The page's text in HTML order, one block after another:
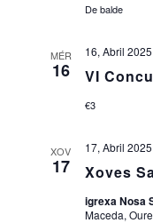
De balde
MÉR
16 VI
16, Abril
€3
XOV
17 Xoves
17, Abril
igrexa Nosa
Maceda,